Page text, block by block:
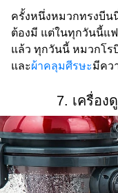
ครั้งหนึ่งหมวกทรงบีน
ต้องมี แต่ในทุกวันนี้แ
แล้ว ทุกวันนี้ หมวกโร
และผ้าคลุมศีรษะมีคว
7. เครื่อ